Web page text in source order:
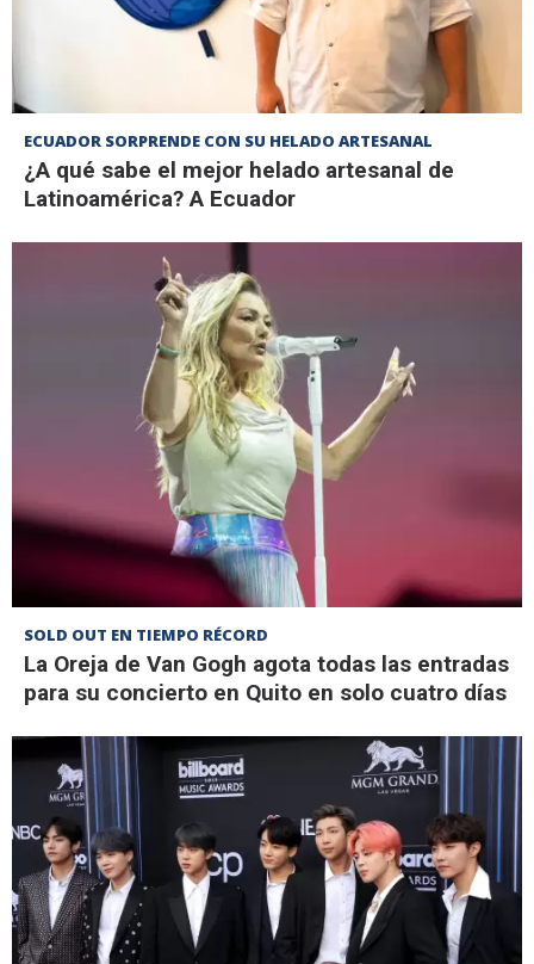
ECUADOR SORPRENDE CON SU HELADO ARTESANAL
¿A qué sabe el mejor helado artesanal de
Latinoamérica? A Ecuador
SOLD OUT EN TIEMPO RÉCORD
La Oreja de Van Gogh agota todas las entradas
para su concierto en Quito en solo cuatro días